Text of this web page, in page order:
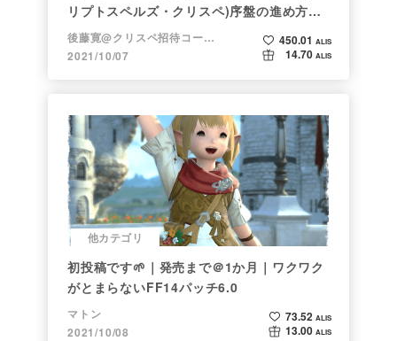
リプトスペルズ・クリスペ)序盤の進め方
【NFTゲーム】
後藤寛@クリスペ招待コード→LHiH
2021/10/07
450.01 ALIS
14.70 ALIS
他カテゴリ
初投稿です🌱｜発売まで＠1か月｜ワクワク
がとまらないFF14パッチ6.0
マトン
2021/10/08
73.52 ALIS
13.00 ALIS